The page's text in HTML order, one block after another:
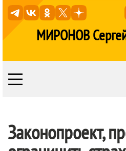
МИРОНОВ
Законопроект,